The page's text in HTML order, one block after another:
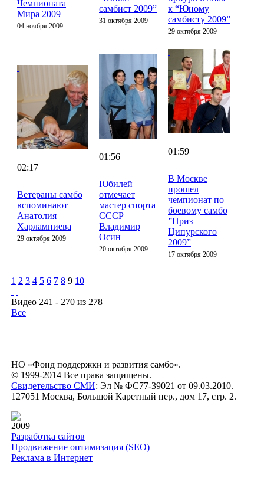
Чемпионата
Мира 2009
04 ноября 2009
самбист 2009”
31 октября 2009
к “Юному
самбисту 2009”
29 октября 2009
02:17
Ветераны самбо
вспоминают
Анатолия
Харлампиева
29 октября 2009
01:56
Юбилей
отмечает
мастер спорта
СССР
Владимир
Осин
20 октября 2009
01:59
В Москве
прошел
чемпионат по
боевому самбо
”Приз
Ципурского
2009”
17 октября 2009
1 2 3 4 5 6 7 8 9 10
Видео 241 - 270 из 278
Все
НО «Фонд поддержки и развития самбо».
© 1999-2014 Все права защищены.
Свидетельство СМИ: Эл № ФС77-39021 от 09.03.2010.
127051 Москва, Большой Каретный пер., дом 17, стр. 2.
2009
Разработка сайтов
Продвижение оптимизация (SEO)
Реклама в Интернет